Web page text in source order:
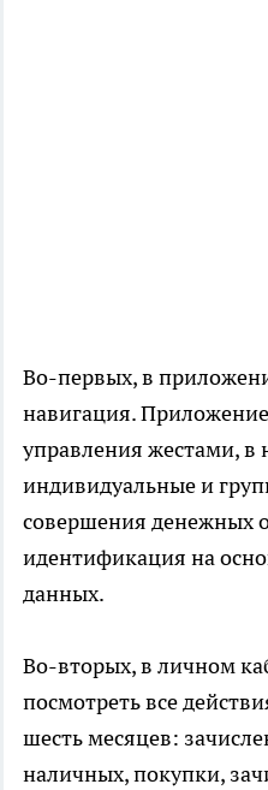
Во-первых, в
навигация.
управления жестами, в
индивидуальные и
совершения денежных
идентификация на
данных.
Во-вторых, в личном
посмотреть все
шесть месяцев:
наличных, покупки,